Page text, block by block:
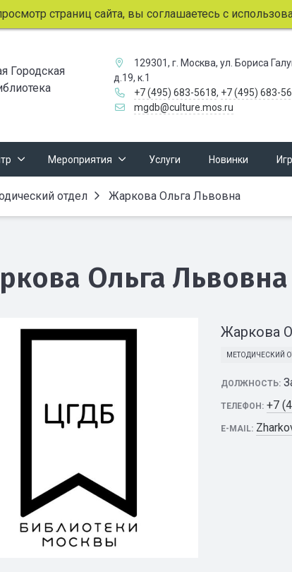
страниц сайта, вы соглашаетесь с
Городская
129301, г. Москва, ул. Бориса
д.19, к.1
+7 (495) 683-5618, +7 (495) 683-
mgdb@culture.mos.ru
Мероприятия Услуги Новинки
отдел Жаркова Ольга Львовна
Ольга Львовна
Жаркова
МЕТОДИЧЕСКИЙ
ДОЛЖНОСТЬ:
ТЕЛЕФОН: +7
E-MAIL: